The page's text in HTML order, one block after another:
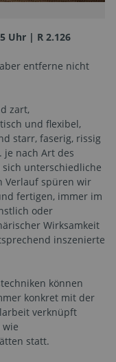
Uhr | R 2.126
entferne nicht
zart,
und flexibel,
starr, faserig, rissig
je nach Art des
unterschiedliche
Verlauf spüren wir
fertigen, immer im
oder
Wirksamkeit
inszenierte
können
konkret mit der
verknüpft
statt.